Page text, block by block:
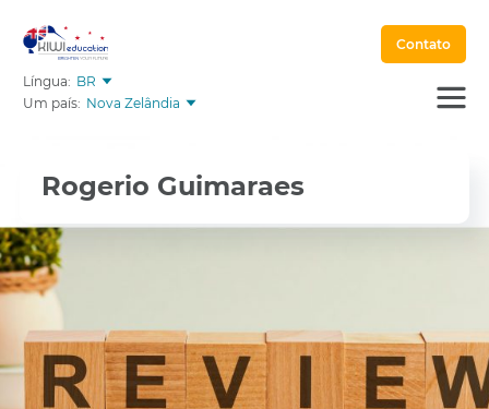
Língua: BR
Um país: Nova Zelândia
Contato
Rogerio Guimaraes